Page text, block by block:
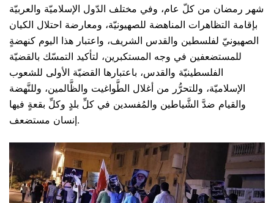
شهر رمضان من كلّ عام، وفي مختلف الدّول الإسلاميّة والعربيّة
بإقامة التظاهرات المناهضة للصهيونيّة، ومعارضة احتلال الكيان
الصهيونيّ لفلسطين والقدس الشريف، واعتبار هذا اليوم كنهضةٍ
للمستضعفين في وجه المستكبرين، لتأكيد التمسّك بالقضيّة
الفلسطينيّة والقدس، باعتبارها القضيّة الأولى للشعوب
الإسلاميّة، وللتحرُّر من أغلال الطَّواغيت والظَّالمين، وللنَّهضة
والقيام ضدَّ الشَّياطين والمُفسدين في كلِّ بلدٍ وكلِّ بقعةٍ فيها
إنسان مستضعف.